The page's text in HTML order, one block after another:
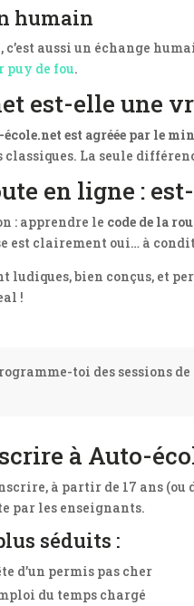
humain
aussi un échange
puy de fou.
est-elle une
est agréée par le
classiques. La seule
en ligne :
: apprendre le code de la
est clairement oui… à
ludiques, bien conçus, et
!
toi des sessions
à Auto-
à partir de 17 ans
par les enseignants.
séduits :
d’un permis pas cher
du temps chargé